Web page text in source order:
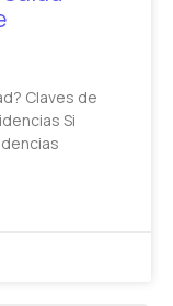
Claves de
Si